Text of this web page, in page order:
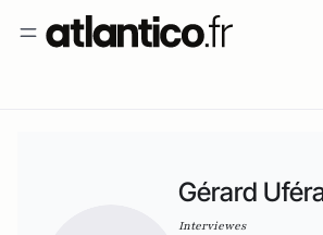
Gérard
Interviewes